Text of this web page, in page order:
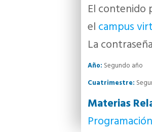
El contenido
el campus
La
Año: Segundo año
Cuatrimestre:
Materias